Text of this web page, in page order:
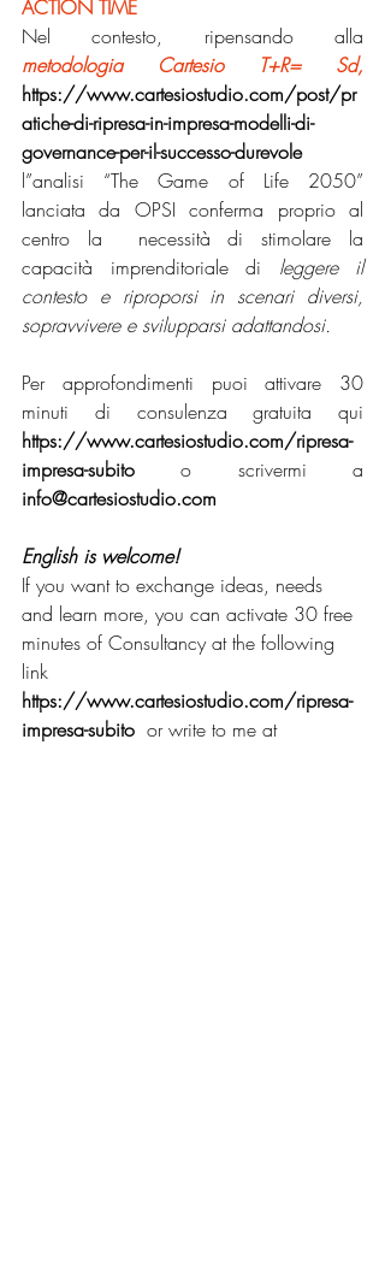
ACTION TIME
metodologia Cartesio T+R= Sd,
https://www.cartesiostudio.com/post/pr
atiche-di-ripresa-in-impresa-modelli-di-
governance-per-il-successo-durevole
l”analisi “The Game of Life 2050”
lanciata da OPSI conferma proprio al
centro la  necessità di stimolare la
capacità imprenditoriale di leggere il
contesto e riproporsi in scenari diversi,
sopravvivere e svilupparsi adattandosi.
Per approfondimenti puoi attivare 30
https://www.cartesiostudio.com/ripresa-
impresa-subito
info@cartesiostudio.com
English is welcome!
If you want to exchange ideas, needs
and learn more, you can activate 30 free
minutes of Consultancy at the following
link
https://www.cartesiostudio.com/ripresa-
impresa-subito
  or write to me at